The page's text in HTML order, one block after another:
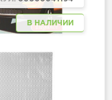
В НАЛИЧИИ